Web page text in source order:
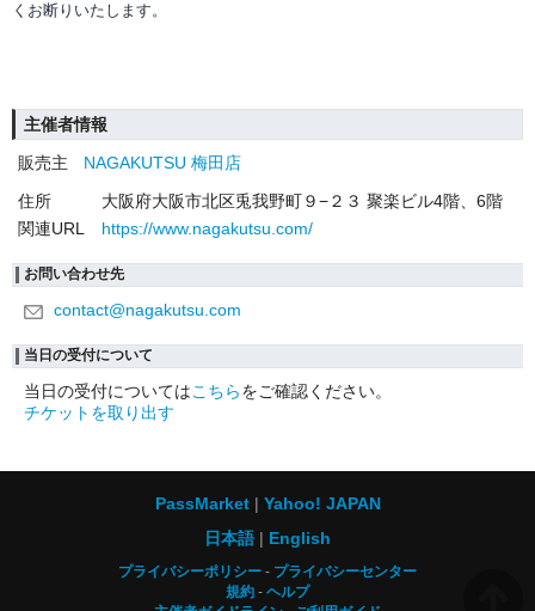
くお断りいたします。
主催者情報
販売主
NAGAKUTSU 梅田店
住所
大阪府大阪市北区兎我野町９−２３ 聚楽ビル4階、6階
関連URL
https://www.nagakutsu.com/
お問い合わせ先
contact@nagakutsu.com
当日の受付について
当日の受付についてはこちらをご確認ください。
チケットを取り出す
PassMarket
Yahoo! JAPAN
日本語
English
プライバシーポリシー
プライバシーセンター
規約
ヘルプ